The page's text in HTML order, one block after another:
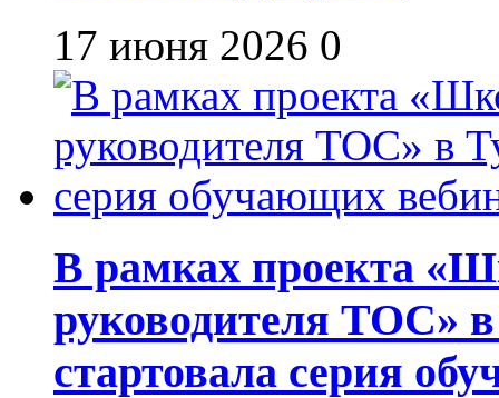
17 июня 2026 0
В рамках проекта
руководителя ТОС»
стартовала серия